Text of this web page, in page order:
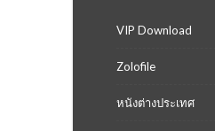
VIP Download
Zolofile
หนังต่างประเทศ